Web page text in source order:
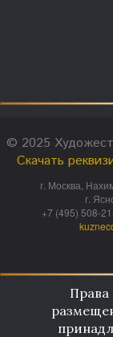
© 2025
Скачать
г. Москва,
г.
+7 (495) 508-
Права